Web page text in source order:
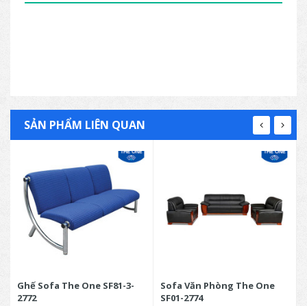
SẢN PHẨM LIÊN QUAN
Ghế Sofa The One SF81-3-
2772
Sofa Văn Phòng The One
SF01-2774